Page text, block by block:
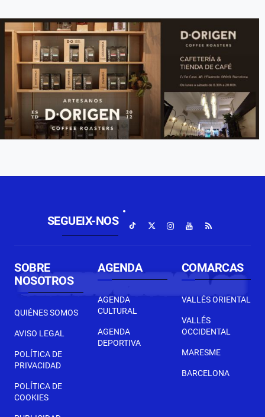
SEGUEIX-NOS
SOBRE
NOSOTROS
QUIÉNES SOMOS
AVISO LEGAL
POLÍTICA DE
PRIVACIDAD
POLÍTICA DE
COOKIES
AGENDA
AGENDA
CULTURAL
AGENDA
DEPORTIVA
COMARCAS
VALLÉS ORIENTAL
VALLÉS
OCCIDENTAL
MARESME
BARCELONA